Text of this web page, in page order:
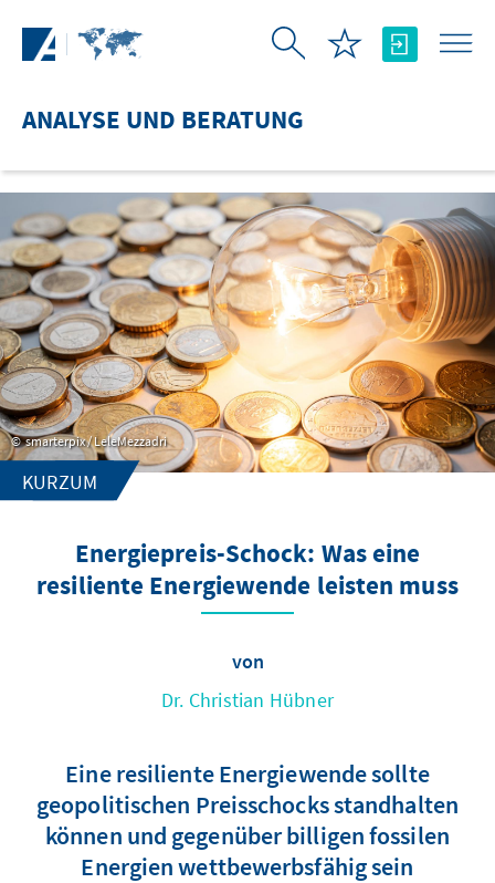
ANALYSE UND BERATUNG
smarterpix / LeleMezzadri
KURZUM
Energiepreis-Schock: Was eine
resiliente Energiewende leisten muss
von
Dr. Christian Hübner
Eine resiliente Energiewende sollte
geopolitischen Preisschocks standhalten
können und gegenüber billigen fossilen
Energien wettbewerbsfähig sein